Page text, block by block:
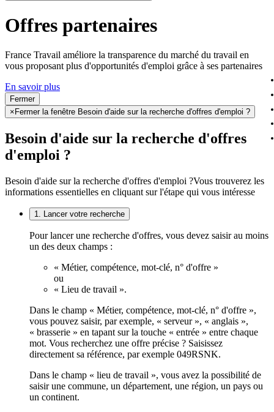
Offres partenaires
France Travail améliore la transparence du marché du travail en
vous proposant plus d'opportunités d'emploi grâce à ses partenaires
En savoir plus
Fermer
× Fermer la fenêtre Besoin d'aide sur la recherche d'offres d'emploi ?
Besoin d'aide sur la recherche d'offres
d'emploi ?
Besoin d'aide sur la recherche d'offres d'emploi ?Vous trouverez les
informations essentielles en cliquant sur l'étape qui vous intéresse
1. Lancer votre recherche
Pour lancer une recherche d'offres, vous devez saisir au moins
un des deux champs :
« Métier, compétence, mot-clé, n° d'offre »
ou
« Lieu de travail ».
Dans le champ « Métier, compétence, mot-clé, n° d'offre »,
vous pouvez saisir, par exemple, « serveur », « anglais »,
« brasserie » en tapant sur la touche « entrée » entre chaque
mot. Vous recherchez une offre précise ? Saisissez
directement sa référence, par exemple 049RSNK.
Dans le champ « lieu de travail », vous avez la possibilité de
saisir une commune, un département, une région, un pays ou
un continent.